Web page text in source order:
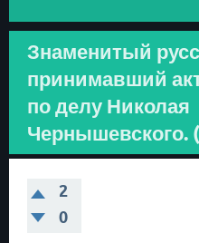
Знаменитый
принимавший
по делу Николая
Чернышевского.
2
0